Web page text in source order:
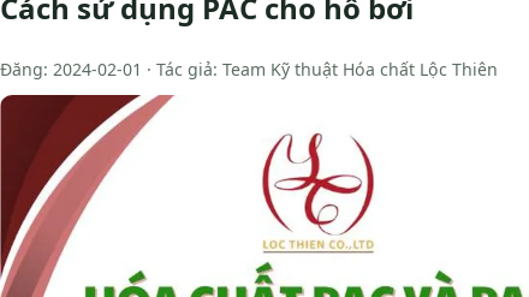
Đăng: 2024-02-01 · Tác giả: Team Kỹ thuật Hóa chất Lộc Thiên